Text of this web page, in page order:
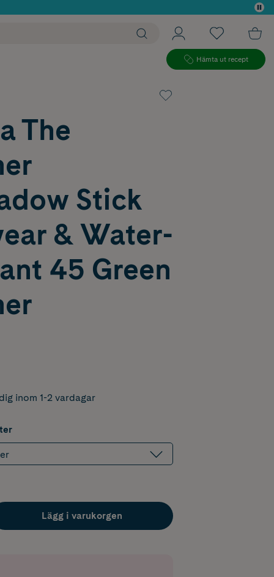
Hämta ut recept
The
Stick
& Water-
45 Green
inom 1-2 vardagar
Lägg i varukorgen